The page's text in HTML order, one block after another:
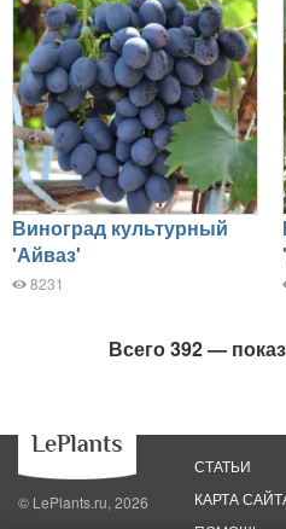
Виноград культурный
'Айваз'
8231
Всего 392 —
© LePlants.ru, 2026
СТАТЬИ
КАРТА